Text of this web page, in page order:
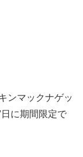
ンマックナゲッ
に期間限定で